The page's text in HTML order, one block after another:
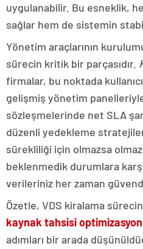
uygulanabilir. Bu esneklik,
sağlar hem de sistemin
Yönetim araçlarının
sürecin kritik bir parçasıdır.
firmalar, bu noktada
gelişmiş yönetim
sözleşmelerinde net SLA
düzenli yedekleme
sürekliliği için olmazsa
beklenmedik durumlara
verileriniz her zaman
Özetle, VDS kiralama
kaynak tahsisi
adımları bir arada